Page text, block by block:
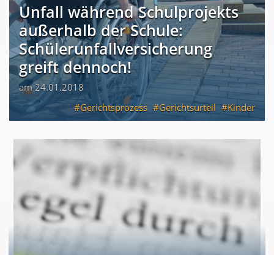
Unfall während Schulprojekts
außerhalb der Schule:
Schülerunfallversicherung
greift dennoch!
am 24.01.2018
Gerichtsprozess
Gerichtsurteil Kinder